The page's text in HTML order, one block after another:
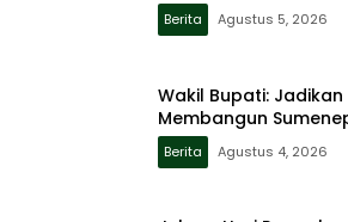
Berita Agustus 5, 2026
Wakil Bupati:
Membangun
Berita Agustus 4, 2026